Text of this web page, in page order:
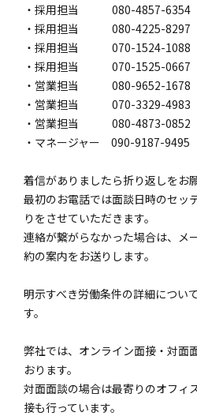
・採用担当 080-4857-6354
・採用担当 080-4225-8297
・採用担当 070-1524-1088
・採用担当 070-1525-0667
・営業担当 080-9652-1678
・営業担当 070-3329-4983
・営業担当 080-4873-0852
・マネージャー 090-9187-9495
着信がありましたら折り返しをお
最初のお電話では面談日時のセッ
りをさせていただきます。
連絡が繋がらなかった場合は、メ
約の案内をお送りします。
明示すべき労働条件の詳細につい
す。
弊社では、オンライン面接・対面
おります。
対面面談の場合は最寄りのオフィ
接も行っています。